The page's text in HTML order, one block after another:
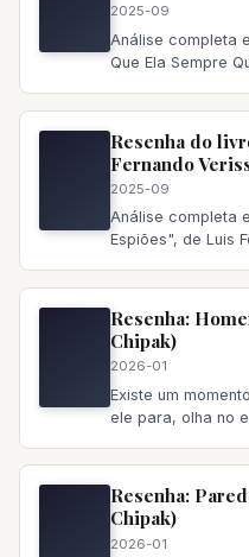
2025-09
Análise completa
Que Ela Sempre
Resenha do
Fernando
2025-09
Análise completa
Espiões", de Luis
Resenha:
Chipak)
2026-01
Existe um
ele para, olha no
Resenha:
Chipak)
2026-01